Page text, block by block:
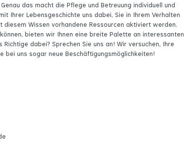
das macht die Pflege und Betreuung individuell und
Ihrer Lebensgeschichte uns dabei, Sie in Ihrem Verhalten
diesem Wissen vorhandene Ressourcen aktiviert werden.
bieten wir Ihnen eine breite Palette an interessanten
dabei? Sprechen Sie uns an! Wir versuchen, Ihre
bei uns sogar neue Beschäftigungsmöglichkeiten!